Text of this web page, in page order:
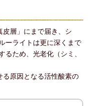
皮層」にまで届き、シ
ーライトは更に深くまで
るため、光老化（シミ、
原因となる活性酸素の